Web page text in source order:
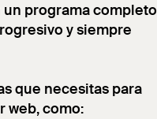
programa completo
y siempre
que necesitas para
web, como: